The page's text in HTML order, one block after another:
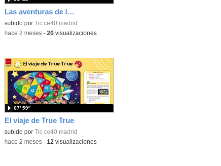
Las aventuras de la palabras. Aprende con Scratch
subido por Tic ce40 madrid
-hace 2 meses- 20visualizaciones
El viaje de True True
subido por Tic ce40 madrid
07′ 59″
-hace 2 meses- 12 visualizaciones